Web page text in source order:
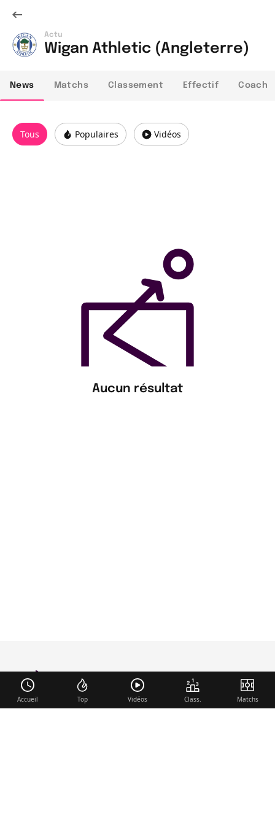
Actu
Wigan Athletic (Angleterre)
News Matchs Classement Effectif Coach
Tous Populaires Vidéos
Aucun résultat
foot-anglais.com
Accueil Top Vidéos Class. Matchs